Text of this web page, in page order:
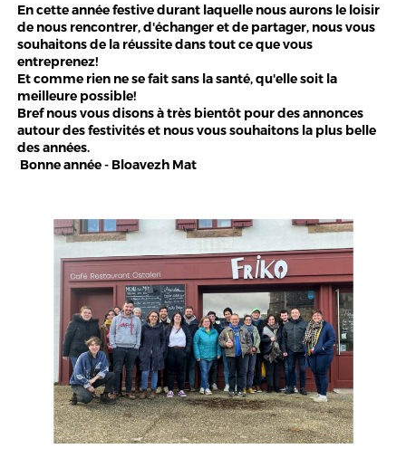
En cette année festive durant laquelle nous aurons le loisir
de nous rencontrer, d'échanger et de partager, nous vous
souhaitons de la réussite dans tout ce que vous
entreprenez!
Et comme rien ne se fait sans la santé, qu'elle soit la
meilleure possible!
Bref nous vous disons à très bientôt pour des annonces
autour des festivités et nous vous souhaitons la plus belle
des années.
Bonne année - Bloavezh Mat